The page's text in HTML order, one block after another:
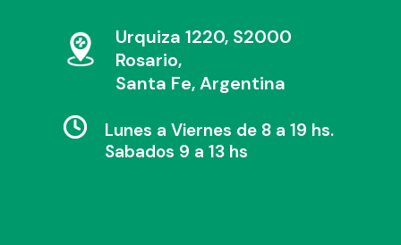
Urquiza 1220, S2000
Rosario,
Santa Fe, Argentina
Lunes a Viernes de 8 a 19 hs.
Sabados 9 a 13 hs